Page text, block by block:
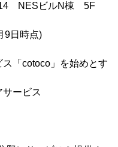
14 NESビルN棟 5F
9日時点)
「cotoco」を始めとす
ービス